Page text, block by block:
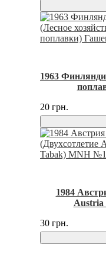
1963
20 грн.
1984
30 грн.